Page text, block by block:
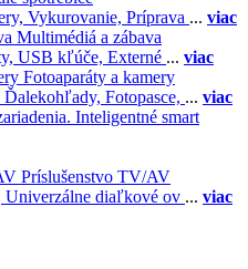
Vykurovanie, Príprava ... viac
Multimédiá a zábava
USB kľúče, Externé ... viac
Fotoaparáty a kamery
Ďalekohľady, Fotopasce, ... viac
Inteligentné smart
Príslušenstvo TV/AV
Univerzálne diaľkové ov ... viac